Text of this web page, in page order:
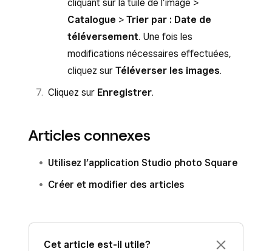
cliquant sur la tuile de l’image >
Catalogue > Trier par : Date de
téléversement. Une fois les
modifications nécessaires effectuées,
cliquez sur Téléverser les images.
Cliquez sur Enregistrer.
Articles connexes
Utilisez l’application Studio photo Square
Créer et modifier des articles
Cet article est-il utile?